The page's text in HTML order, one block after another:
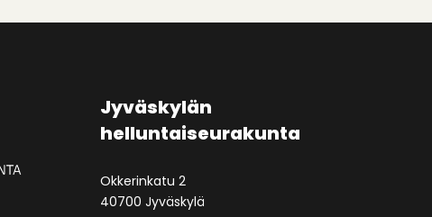
Jyväskylän
helluntaiseurakunta
Okkerinkatu 2
40700 Jyväskylä